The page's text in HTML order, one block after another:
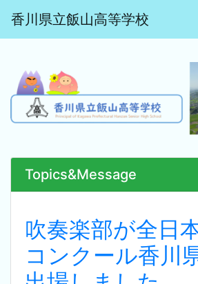
香川県立飯山高等学校
Topics&Message
吹奏楽部が全日
コンクール香川